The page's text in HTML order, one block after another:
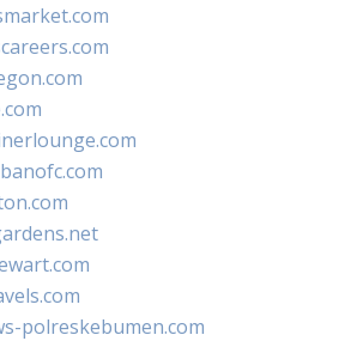
polreskebumen.com